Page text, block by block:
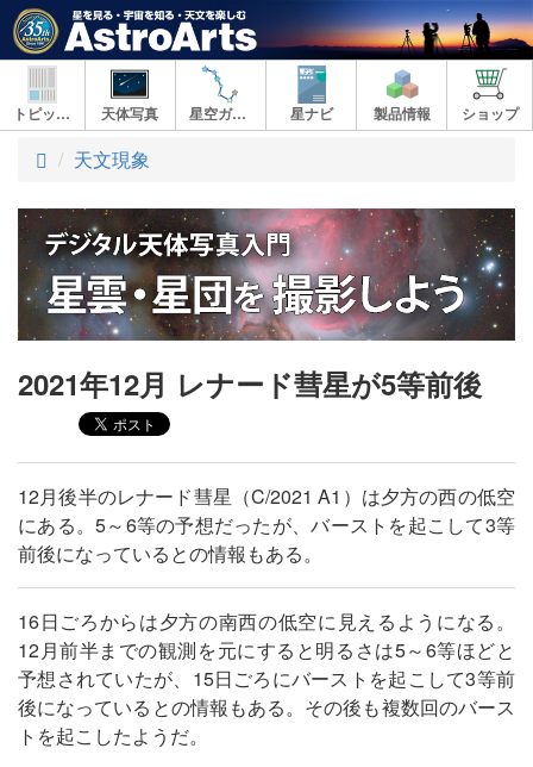
トピックス 天体写真 星空ガイド 星ナビ 製品情報 ショップ
ト
プ
天文現象
2021年12月 レナード彗星が5等前後
12月後半のレナード彗星（C/2021 A1）は夕方の西の低空
にある。5～6等の予想だったが、バーストを起こして3等
前後になっているとの情報もある。
16日ごろからは夕方の南西の低空に見えるようになる。
12月前半までの観測を元にすると明るさは5～6等ほどと
予想されていたが、15日ごろにバーストを起こして3等前
後になっているとの情報もある。その後も複数回のバース
トを起こしたようだ。